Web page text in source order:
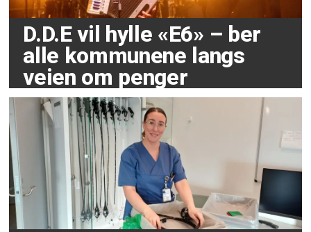
D.D.E vil hylle «E6» – ber
alle kommunene langs
veien om penger